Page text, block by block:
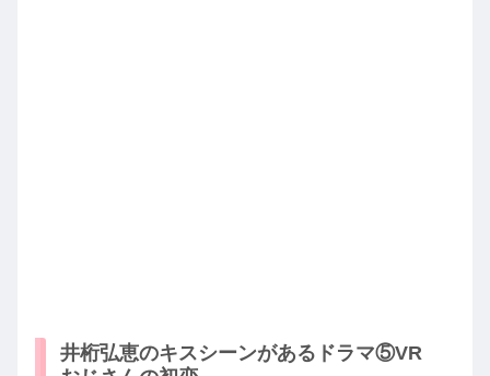
井桁弘恵のキスシーンがあるドラマ⑤VR